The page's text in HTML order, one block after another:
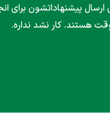
ارسال پیشنهاداتشون برای
هستند. کار نشد نداره.